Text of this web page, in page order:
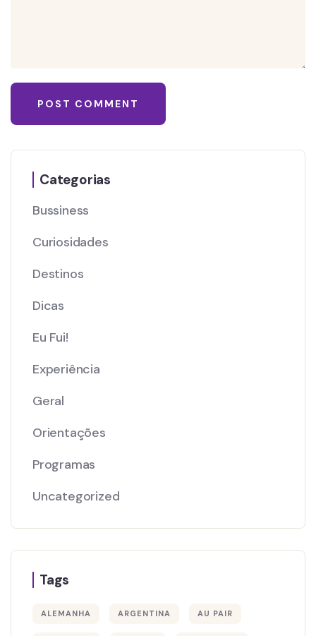
Categorias
Bussiness
Curiosidades
Destinos
Dicas
Eu Fui!
Experiência
Geral
Orientações
Programas
Uncategorized
Tags
ALEMANHA ARGENTINA AU PAIR